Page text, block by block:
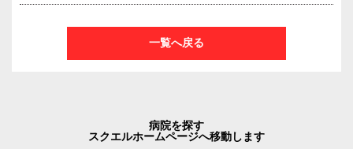
一覧へ戻る
病院を探す
スクエルホームページへ移動します